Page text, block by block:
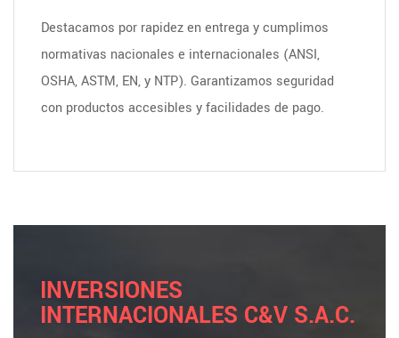
Destacamos por rapidez en entrega y cumplimos
normativas nacionales e internacionales (ANSI,
OSHA, ASTM, EN, y NTP). Garantizamos seguridad
con productos accesibles y facilidades de pago.
INVERSIONES
INTERNACIONALES C&V S.A.C.